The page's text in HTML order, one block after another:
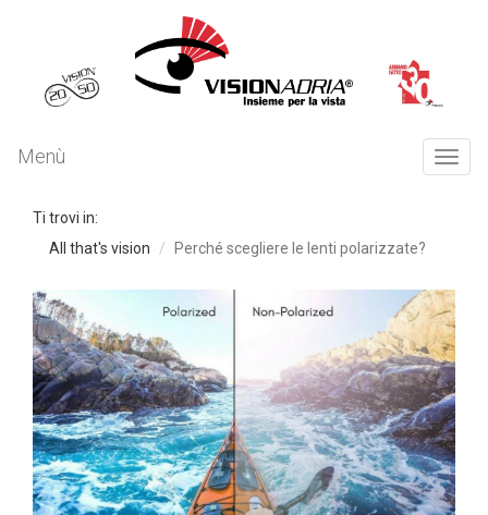
Menù
Ti trovi in:
All that's vision
Perché scegliere le lenti polarizzate?